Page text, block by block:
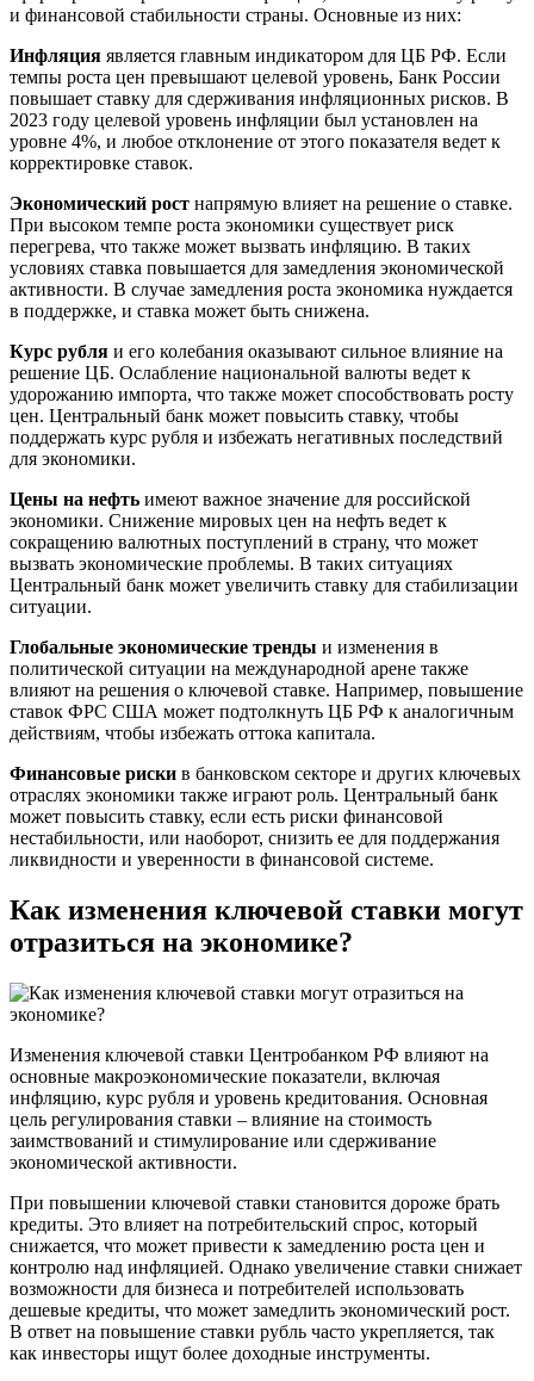
и финансовой стабильности страны. Основные из них:
Инфляция является главным индикатором для ЦБ РФ. Если
темпы роста цен превышают целевой уровень, Банк России
повышает ставку для сдерживания инфляционных рисков. В
2023 году целевой уровень инфляции был установлен на
уровне 4%, и любое отклонение от этого показателя ведет к
корректировке ставок.
Экономический рост напрямую влияет на решение о ставке.
При высоком темпе роста экономики существует риск
перегрева, что также может вызвать инфляцию. В таких
условиях ставка повышается для замедления экономической
активности. В случае замедления роста экономика нуждается
в поддержке, и ставка может быть снижена.
Курс рубля и его колебания оказывают сильное влияние на
решение ЦБ. Ослабление национальной валюты ведет к
удорожанию импорта, что также может способствовать росту
цен. Центральный банк может повысить ставку, чтобы
поддержать курс рубля и избежать негативных последствий
для экономики.
Цены на нефть имеют важное значение для российской
экономики. Снижение мировых цен на нефть ведет к
сокращению валютных поступлений в страну, что может
вызвать экономические проблемы. В таких ситуациях
Центральный банк может увеличить ставку для стабилизации
ситуации.
Глобальные экономические тренды и изменения в
политической ситуации на международной арене также
влияют на решения о ключевой ставке. Например, повышение
ставок ФРС США может подтолкнуть ЦБ РФ к аналогичным
действиям, чтобы избежать оттока капитала.
Финансовые риски в банковском секторе и других ключевых
отраслях экономики также играют роль. Центральный банк
может повысить ставку, если есть риски финансовой
нестабильности, или наоборот, снизить ее для поддержания
ликвидности и уверенности в финансовой системе.
Как изменения ключевой ставки могут
отразиться на экономике?
Изменения ключевой ставки Центробанком РФ влияют на
основные макроэкономические показатели, включая
инфляцию, курс рубля и уровень кредитования. Основная
цель регулирования ставки – влияние на стоимость
заимствований и стимулирование или сдерживание
экономической активности.
При повышении ключевой ставки становится дороже брать
кредиты. Это влияет на потребительский спрос, который
снижается, что может привести к замедлению роста цен и
контролю над инфляцией. Однако увеличение ставки снижает
возможности для бизнеса и потребителей использовать
дешевые кредиты, что может замедлить экономический рост.
В ответ на повышение ставки рубль часто укрепляется, так
как инвесторы ищут более доходные инструменты.